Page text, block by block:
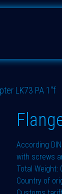
LK73 PA 1"f
According
with screws
Total Weight:
Country of